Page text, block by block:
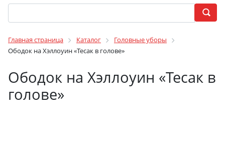
Главная страница Каталог
Головные уборы
Ободок на Хэллоуин «Тесак в голове»
Ободок на Хэллоуин «Тесак в
голове»